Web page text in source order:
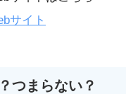
サイト
つまらない？